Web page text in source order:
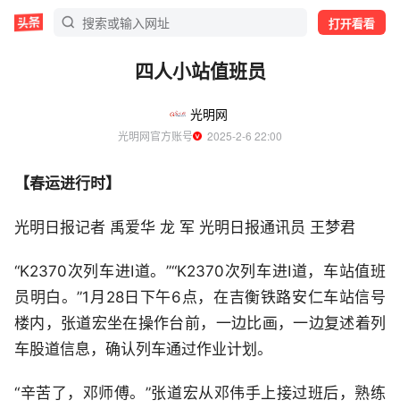
打开看看
四人小站值班员
光明网
光明网官方账号
  2025-2-6 22:00
【春运进行时】
光明日报记者 禹爱华 龙 军 光明日报通讯员 王梦君
“K2370次列车进Ⅰ道。”“K2370次列车进Ⅰ道，车站值班
员明白。”1月28日下午6点，在吉衡铁路安仁车站信号
楼内，张道宏坐在操作台前，一边比画，一边复述着列
车股道信息，确认列车通过作业计划。
“辛苦了，邓师傅。”张道宏从邓伟手上接过班后，熟练